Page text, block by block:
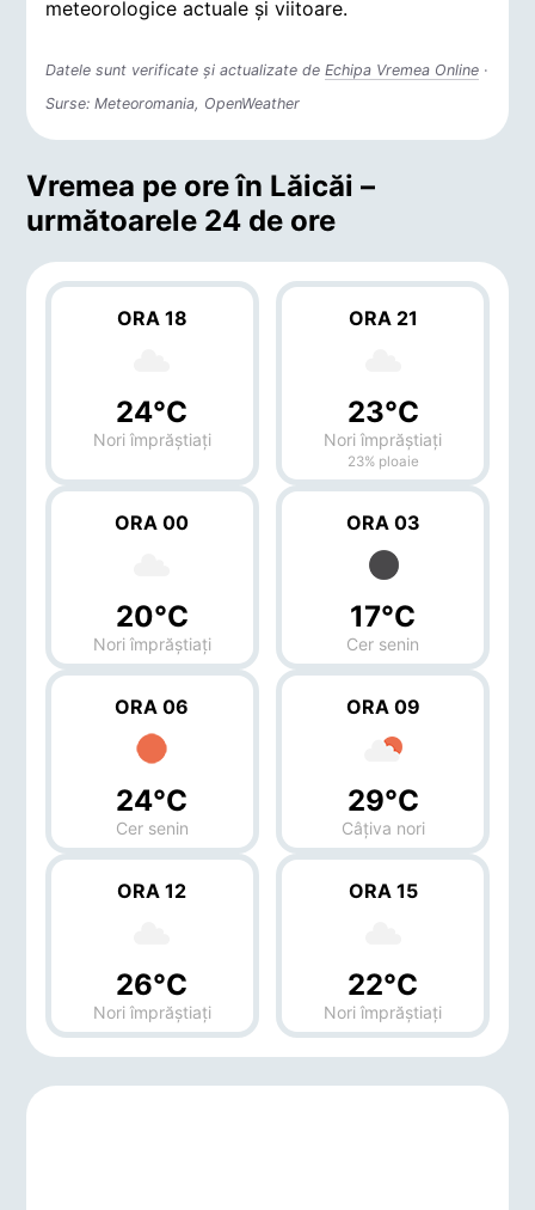
meteorologice actuale și viitoare.
Datele sunt verificate și actualizate deEchipa Vremea Online ·
Surse: Meteoromania, OpenWeather
Vremea pe ore în Lăicăi –
următoarele 24 de ore
ORA 18
24°C
Nori împrăștiați
ORA 21
23°C
Nori împrăștiați
23% ploaie
ORA 00
20°C
Nori împrăștiați
ORA 03
17°C
Cer senin
ORA 06
24°C
Cer senin
ORA 09
29°C
Câțiva nori
ORA 12
26°C
Nori împrăștiați
ORA 15
22°C
Nori împrăștiați